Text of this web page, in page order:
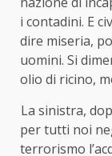
i contadini. E
dire miseria,
uomini. Si
olio di ricino,
La sinistra,
per tutti noi
terrorismo